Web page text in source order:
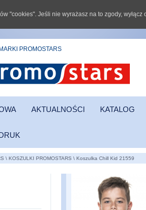
PROMOSTARS
AKTUALNOŚCI KATALOG
\ KOSZULKI PROMOSTARS \ Koszulka Chill Kid 21559
"cookies". Jeśli nie wyrażasz na to zgody,